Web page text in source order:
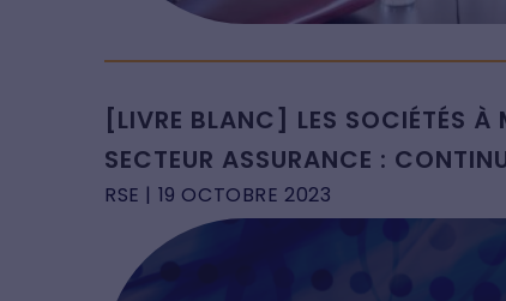
[LIVRE BLANC] LES SOCIÉTÉS À
SECTEUR ASSURANCE :
RSE | 19 OCTOBRE 2023